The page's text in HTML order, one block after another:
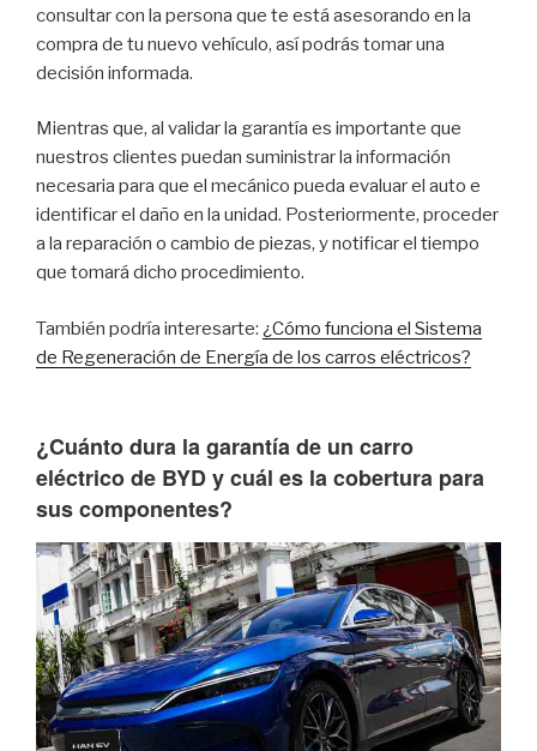
consultar con la persona que te está asesorando en la
compra de tu nuevo vehículo, así podrás tomar una
decisión informada.
Mientras que, al validar la garantía es importante que
nuestros clientes puedan suministrar la información
necesaria para que el mecánico pueda evaluar el auto e
identificar el daño en la unidad. Posteriormente, proceder
a la reparación o cambio de piezas, y notificar el tiempo
que tomará dicho procedimiento.
También podría interesarte: ¿Cómo funciona el Sistema
de Regeneración de Energía de los carros eléctricos?
¿Cuánto dura la garantía de un carro
eléctrico de BYD y cuál es la cobertura para
sus componentes?